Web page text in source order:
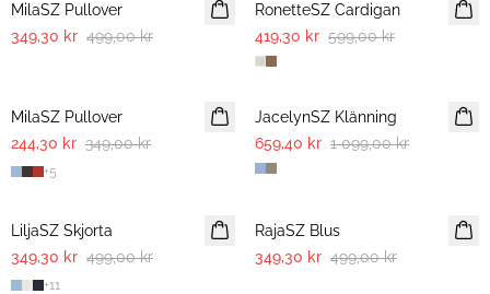
MilaSZ Pullover
349,30 kr 499,00 kr
RonetteSZ Cardigan
419,30 kr 599,00 kr
MilaSZ Pullover
244,30 kr 349,00 kr
+5
-40%
JacelynSZ Klänning
659,40 kr 1 099,00 kr
LiljaSZ Skjorta
349,30 kr 499,00 kr
+11
RajaSZ Blus
349,30 kr 499,00 kr